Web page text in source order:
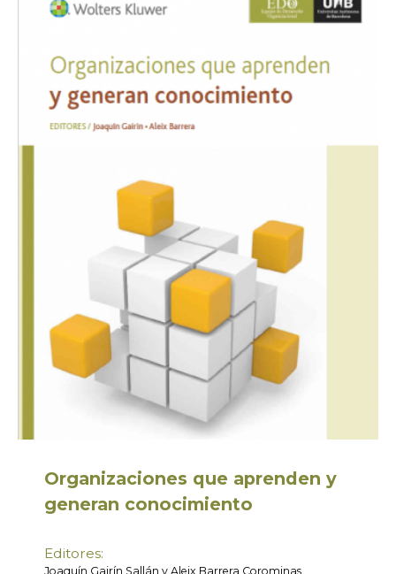
Organizaciones que aprenden y
generan conocimiento
Editores:
Joaquín Gairín Sallán y Aleix Barrera Corominas